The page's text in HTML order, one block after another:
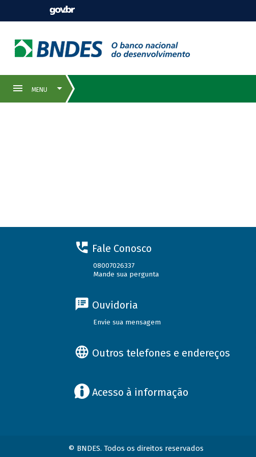
Fale Conosco
08007026337
Mande sua pergunta
Ouvidoria
Envie sua mensagem
Outros telefones e endereços
Acesso à informação
© BNDES. Todos os direitos reservados